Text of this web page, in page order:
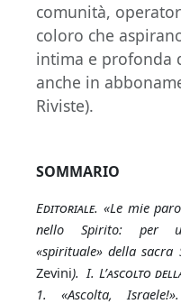
comunità,
coloro che
intima e profonda
anche in
Riviste).
SOMMARIO
Editoriale. «Le mie
nello Spirito: per
«spirituale» della sacra
Zevini). I. L’ascolto
1. «Ascolta,